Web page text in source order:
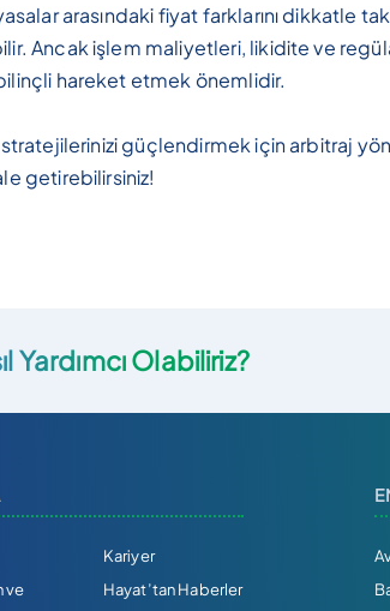
arasındaki fiyat farklarını dikkatle
Ancak işlem maliyetleri, likidite ve
hareket etmek önemlidir.
güçlendirmek için arbitraj
getirebilirsiniz!
Yardımcı Olabiliriz?
ve
Kariyer
Hayat’tan Haberler